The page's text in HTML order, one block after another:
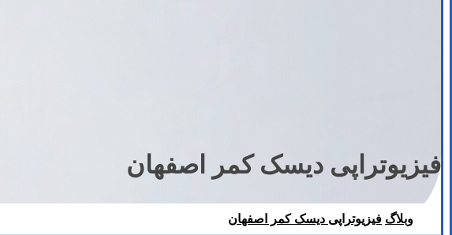
فیزیوتراپی دیسک کمر اصفهان
وبلاگ فیزیوتراپی دیسک کمر اصفهان